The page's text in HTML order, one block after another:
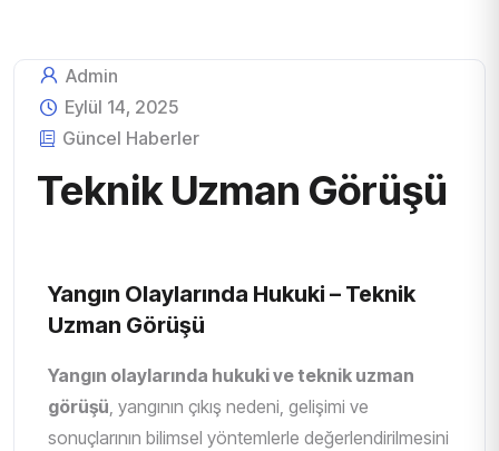
Admin
Eylül 14, 2025
Güncel Haberler
Teknik Uzman Görüşü
Yangın Olaylarında Hukuki – Teknik
Uzman Görüşü
Yangın olaylarında hukuki ve teknik uzman
görüşü, yangının çıkış nedeni, gelişimi ve
sonuçlarının bilimsel yöntemlerle değerlendirilmesini